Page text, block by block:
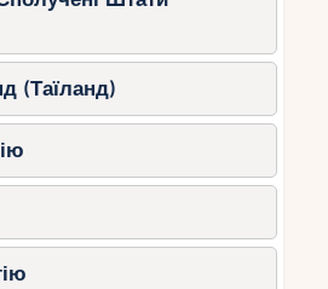
в Шарм-ель-Шейху.
гірок.
для дітей та
(Таїланд)